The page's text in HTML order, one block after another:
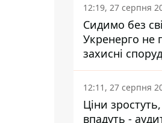
12:19, 27 серпня
Сидимо без
Укренерго не
захисні
енергетики -
Кучеренко
12:11, 27 серпня
Ціни
впадуть -